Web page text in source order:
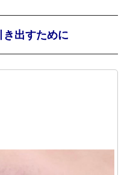
出すために